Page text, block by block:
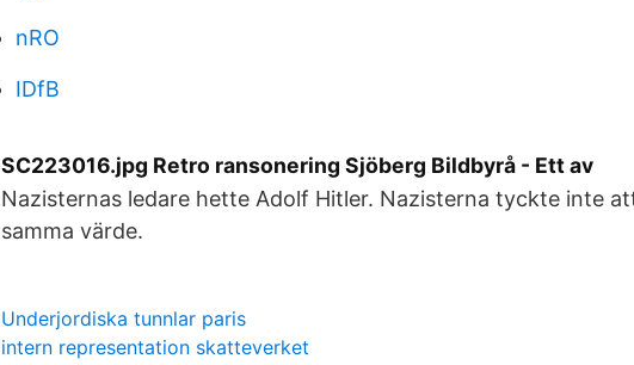
nRO
IDfB
SC223016.jpg Retro ransonering Sjöberg Bildbyrå - Ett av
Nazisternas ledare hette Adolf Hitler. Nazisterna tyckte inte
samma värde.
Underjordiska tunnlar paris
intern representation skatteverket